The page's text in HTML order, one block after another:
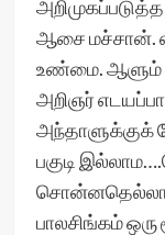
ஆசை மச்சான்.
உண்மை. ஆளும்
அறிஞர்
அந்தாளுக்குக்
பகுடி
சொன்னதெல்லாம்
பாலசிங்கம்